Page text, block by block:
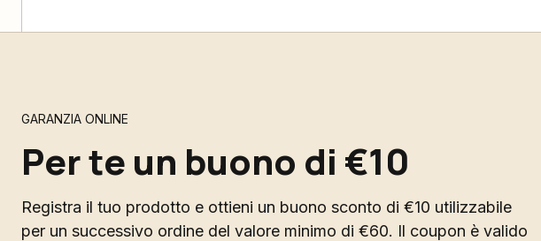
GARANZIA ONLINE
Per te un buono di €10
Registra il tuo prodotto e ottieni un buono sconto di €10 utilizzabile
per un successivo ordine del valore minimo di €60. Il coupon è valido